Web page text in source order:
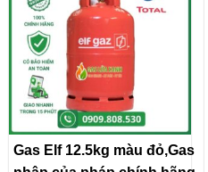
Gas Elf 12.5kg màu đỏ,Gas